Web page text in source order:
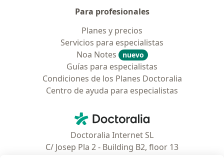
Para profesionales
Planes y precios
Servicios para especialistas
Noa Notes
nuevo
Guías para especialistas
Condiciones de los Planes Doctoralia
Centro de ayuda para especialistas
Doctoralia - Página de inicio
Doctoralia Internet SL
C/ Josep Pla 2 - Building B2, floor 13